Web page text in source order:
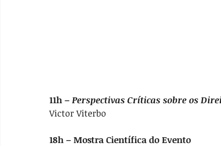
11h – Perspectivas Críticas sobre os
Victor Viterbo
18h – Mostra Científica do Evento